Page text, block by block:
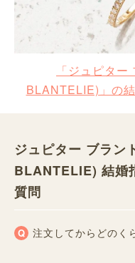
「ジュピタ
BLANTELIE)」の
ジュピター ブラン
BLANTELIE) 結婚
質問
注文してからどのく